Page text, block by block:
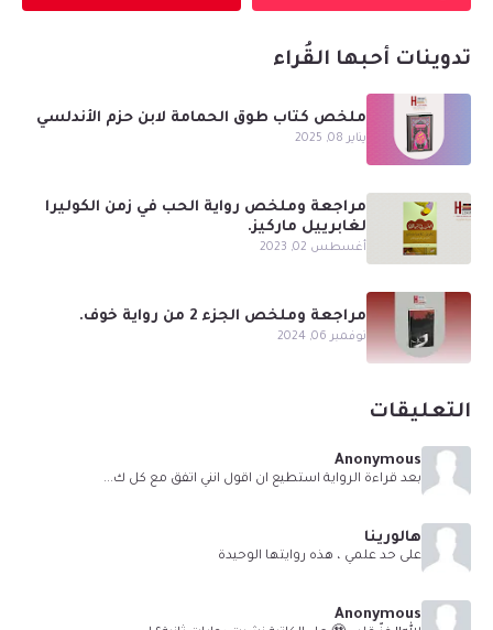
تدوينات أحبها القُراء
ملخص كتاب طوق الحمامة لابن حزم الأندلسي
يناير 08, 2025
مراجعة وملخص رواية الحب في زمن الكوليرا
لغابرييل ماركيز.
أغسطس 02, 2023
مراجعة وملخص الجزء 2 من رواية خوف.
نوفمبر 06, 2024
التعليقات
Anonymous
بعد قراءة الرواية استطيع ان اقول انني اتفق مع كل ك...
هالورينا
على حد علمي ، هذه روايتها الوحيدة
Anonymous